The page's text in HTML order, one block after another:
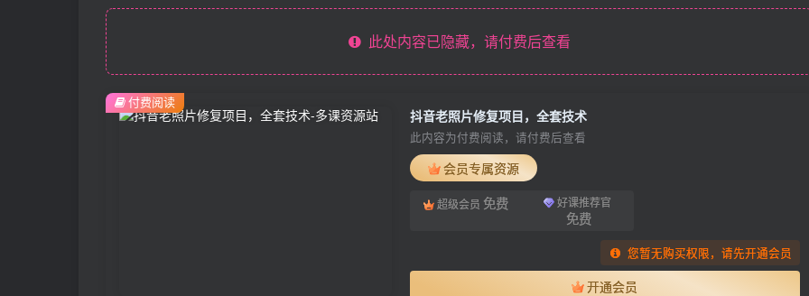
此处内容已隐藏，请付费后查看
抖音老照片修复项目，全套技术
此内容为付费阅读，请付费后查看
会员专属资源
超级会员 免费 好课推荐官
免费
您暂无购买权限，请先开通会员
开通会员
付费阅读